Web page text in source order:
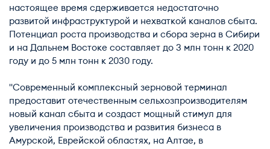
настоящее время сдерживается недостаточно
развитой инфраструктурой и нехваткой каналов сбыта.
Потенциал роста производства и сбора зерна в Сибири
и на Дальнем Востоке составляет до 3 млн тонн к 2020
году и до 5 млн тонн к 2030 году.
"Современный комплексный зерновой терминал
предоставит отечественным сельхозпроизводителям
новый канал сбыта и создаст мощный стимул для
увеличения производства и развития бизнеса в
Амурской, Еврейской областях, на Алтае, в